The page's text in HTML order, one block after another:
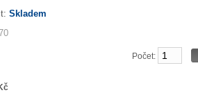
Skladem
Počet: